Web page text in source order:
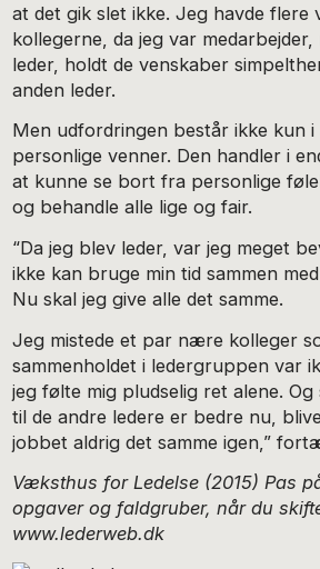
at det gik slet ikke. Jeg havde flere
kollegerne, da jeg var
leder, holdt de venskaber
anden leder.
Men udfordringen består ikke kun
personlige venner. Den handler i
at kunne se bort fra personlige
og behandle alle lige og fair.
“Da jeg blev leder, var jeg meget
ikke kan bruge min tid sammen
Nu skal jeg give alle det samme.
Jeg mistede et par nære kolleger
sammenholdet i ledergruppen var
jeg følte mig pludselig ret alene.
til de andre ledere er bedre nu,
jobbet aldrig det samme igen,”
Væksthus for Ledelse (2015) Pas
opgaver og faldgruber, når du
www.lederweb.dk